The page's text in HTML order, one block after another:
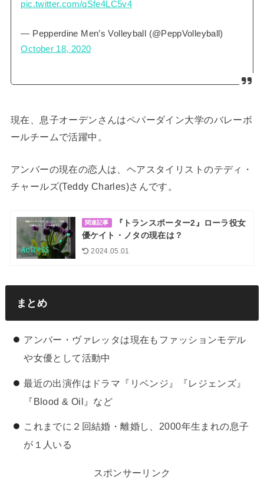
pic.twitter.com/qSfe4LC5v4
— Pepperdine Men’s Volleyball (@PeppVolleyball)
October 18, 2020
現在、息子オーデンさんはペパーダイン大学のバレーボ
ールチームで活躍中。
アンバーの現在の恋人は、ヘアスタイリストのテディ・
チャールズ(Teddy Charles)さんです。
関連記事
『トランスポーター2』ローラ役女
優ケイト・ノタの現在は？
2024.05.01
まとめ
アンバー・ヴァレッタは現在もファッションモデル
や女優として活動中
最近の出演作はドラマ『リベンジ』『レジェンズ』
『Blood & Oil』など
これまでに２回結婚・離婚し、2000年生まれの息子
が１人いる
スポンサーリンク